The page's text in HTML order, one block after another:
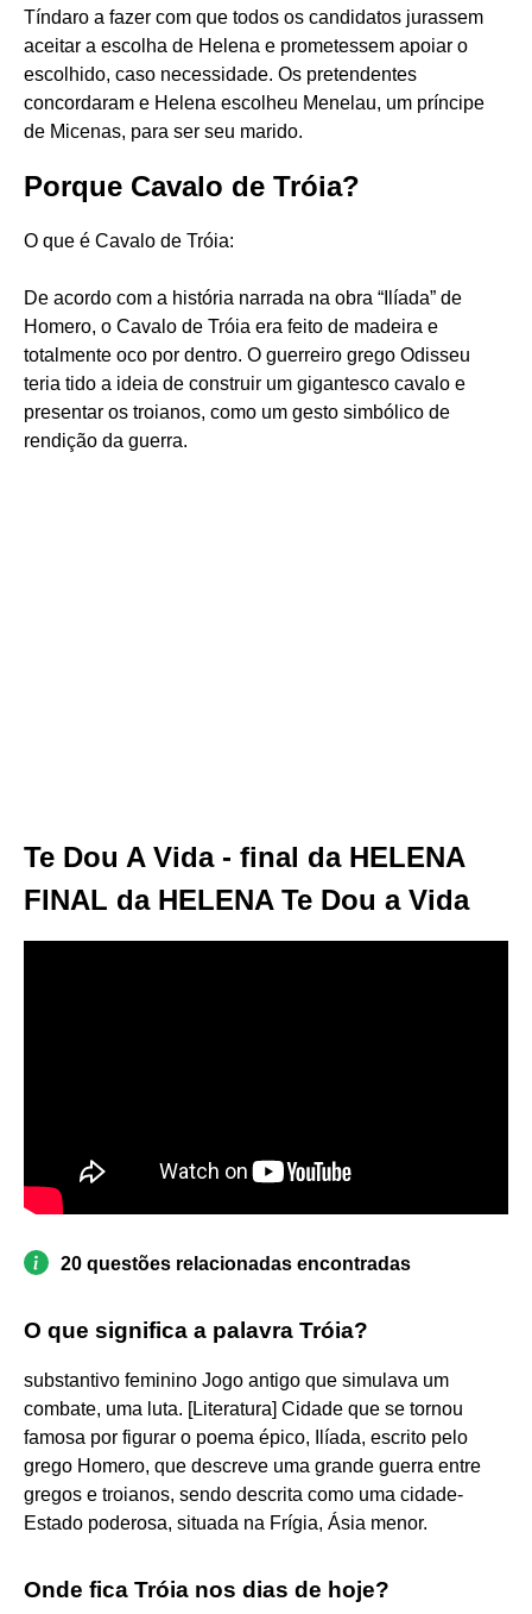
Tíndaro a fazer com que todos os candidatos jurassem
aceitar a escolha de Helena e prometessem apoiar o
escolhido, caso necessidade. Os pretendentes
concordaram e Helena escolheu Menelau, um príncipe
de Micenas, para ser seu marido.
Porque Cavalo de Tróia?
O que é Cavalo de Tróia:
De acordo com a história narrada na obra “Ilíada” de
Homero, o Cavalo de Tróia era feito de madeira e
totalmente oco por dentro. O guerreiro grego Odisseu
teria tido a ideia de construir um gigantesco cavalo e
presentar os troianos, como um gesto simbólico de
rendição da guerra.
Te Dou A Vida - final da HELENA
FINAL da HELENA Te Dou a Vida
20 questões relacionadas encontradas
O que significa a palavra Tróia?
substantivo feminino Jogo antigo que simulava um
combate, uma luta. [Literatura] Cidade que se tornou
famosa por figurar o poema épico, Ilíada, escrito pelo
grego Homero, que descreve uma grande guerra entre
gregos e troianos, sendo descrita como uma cidade-
Estado poderosa, situada na Frígia, Ásia menor.
Onde fica Tróia nos dias de hoje?